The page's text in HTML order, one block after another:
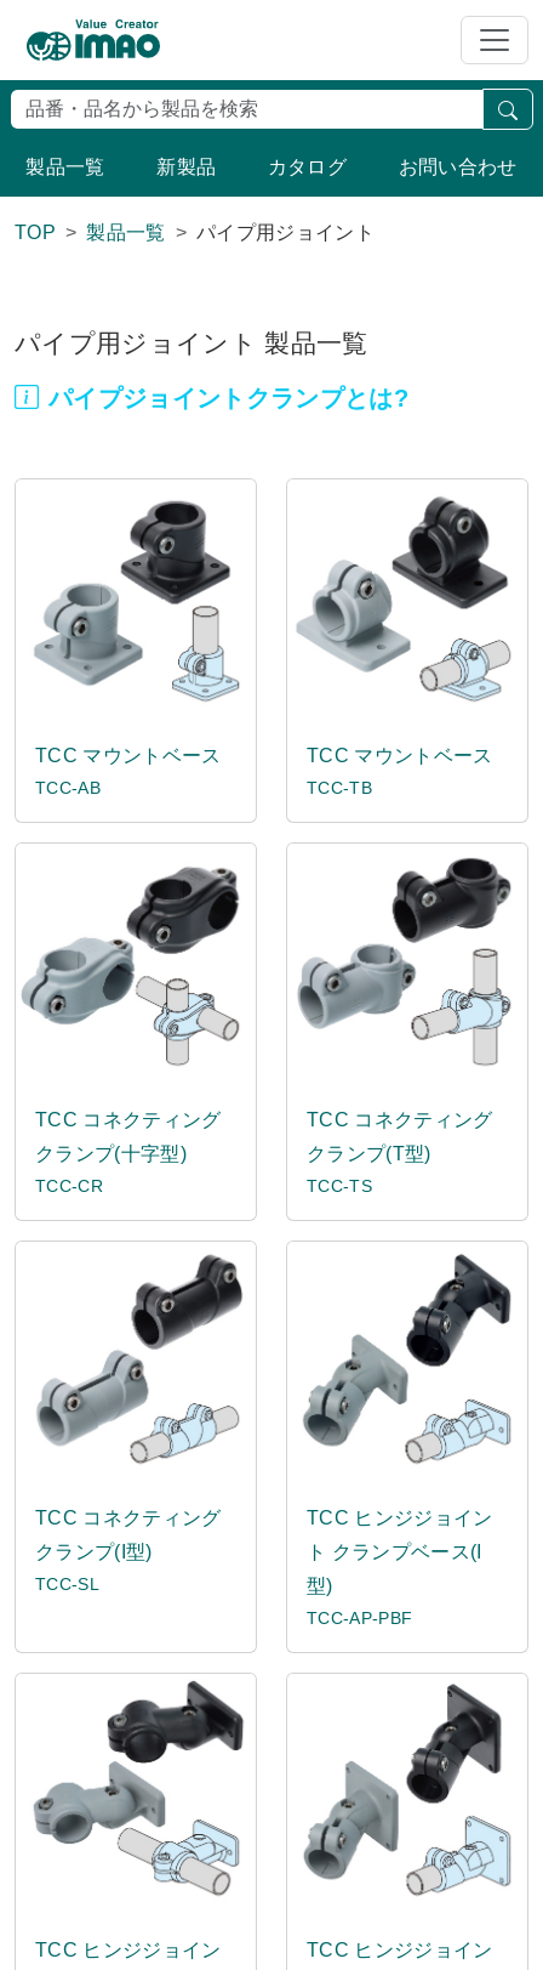
製品一覧 新製品 カタログ お問い合わせ
TOP 製品一覧 パイプ用ジョイント
パイプ用ジョイント 製品一覧
パイプジョイントクランプとは?
TCC マウントベース
TCC-AB
TCC マウントベース
TCC-TB
TCC コネクティング
クランプ(十字型)
TCC-CR
TCC コネクティング
クランプ(T型)
TCC-TS
TCC コネクティング
クランプ(I型)
TCC-SL
TCC ヒンジジョイン
ト クランプベース(I
型)
TCC-AP-PBF
TCC ヒンジジョイン
TCC ヒンジジョイン